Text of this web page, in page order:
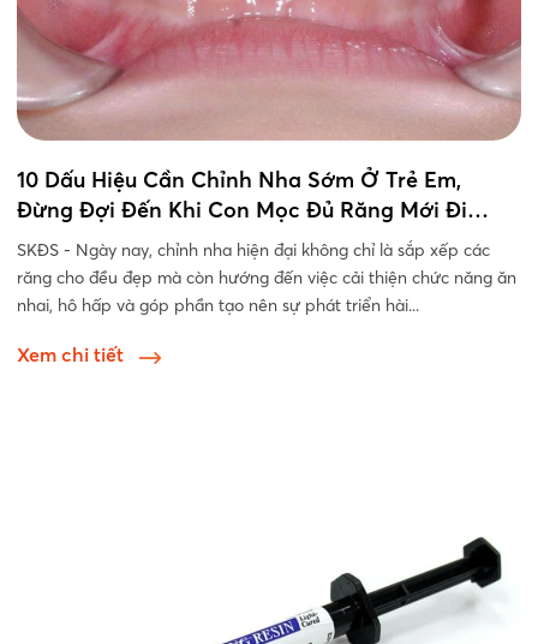
10 Dấu Hiệu Cần Chỉnh Nha Sớm Ở Trẻ Em,
Đừng Đợi Đến Khi Con Mọc Đủ Răng Mới Đi
Khám
SKĐS - Ngày nay, chỉnh nha hiện đại không chỉ là sắp xếp các
răng cho đều đẹp mà còn hướng đến việc cải thiện chức năng ăn
nhai, hô hấp và góp phần tạo nên sự phát triển hài...
Xem chi tiết